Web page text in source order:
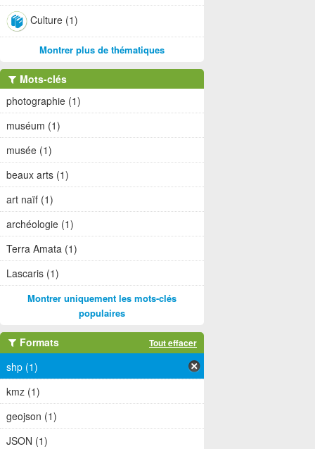
Culture (1)
Montrer plus de thématiques
Mots-clés
photographie (1)
muséum (1)
musée (1)
beaux arts (1)
art naïf (1)
archéologie (1)
Terra Amata (1)
Lascaris (1)
Montrer uniquement les mots-clés
populaires
Formats Tout effacer
shp (1)
kmz (1)
geojson (1)
JSON (1)